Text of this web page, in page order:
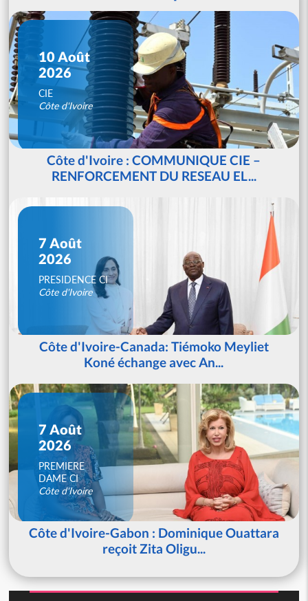
10 Août
2026
CIE
Côte d'Ivoire
Côte d'Ivoire : COMMUNIQUE CIE –
RENFORCEMENT DU RESEAU EL...
7 Août
2026
PRESIDENCE CI
Côte d'Ivoire
Côte d'Ivoire-Canada: Tiémoko Meyliet
Koné échange avec An...
7 Août
2026
PREMIERE
DAME CI
Côte d'Ivoire
Côte d'Ivoire-Gabon : Dominique Ouattara
reçoit Zita Oligu...